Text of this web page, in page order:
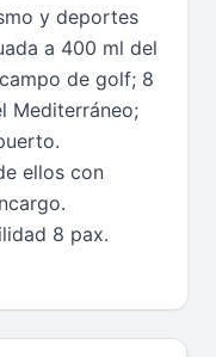
y deportes
a 400 ml del
de golf; 8
Mediterráneo;
ellos con
8 pax.